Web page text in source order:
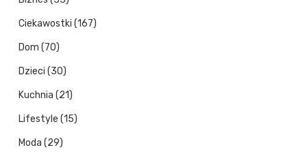
Ciekawostki (167)
Dom (70)
Dzieci (30)
Kuchnia (21)
Lifestyle (15)
Moda (29)